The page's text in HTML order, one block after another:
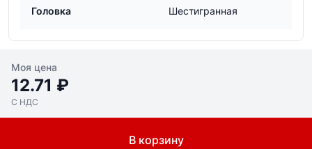
Головка Шестигранная
Моя цена
12.71 ₽
С НДС
В корзину